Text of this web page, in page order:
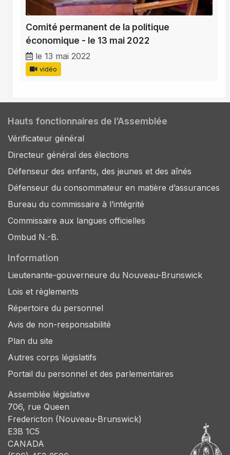
Comité permanent de la politique
économique - le 13 mai 2022
le 13 mai 2022
vidéo
Hauts fonctionnaires de l’Assemblée
Vérificateur général
Directeur général des élections
Défenseur des enfants, des jeunes et des aînés
Défenseur du consommateur en matière d’assurances
Bureau du commissaire à l’intégrité
Commissaire aux langues officielles
Ombud N.-B.
Information
Lieutenante-gouverneure du Nouveau-Brunswick
Lois et règlements
Répertoire du personnel
Avis de non-responsabilité
Plan du site
Autres corps législatifs
Portail du personnel et des parlementaires
Assemblée législative
706, rue Queen
Fredericton (Nouveau-Brunswick)
E3B 1C5
CANADA